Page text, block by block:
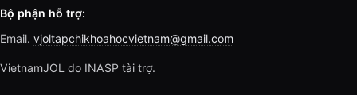
Bộ phận hỗ trợ:
Email. vjoltapchikhoahocvietnam@gmail.com
VietnamJOL do INASP tài trợ.